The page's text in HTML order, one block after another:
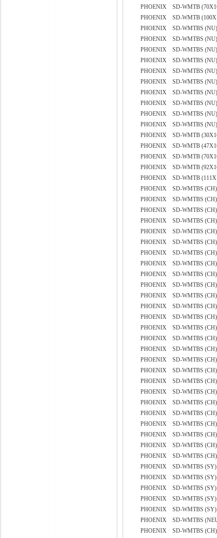
PHOENIX SD-WMTB
PHOENIX SD-WMTB
PHOENIX SD-WMTBS
PHOENIX SD-WMTBS
PHOENIX SD-WMTBS
PHOENIX SD-WMTBS
PHOENIX SD-WMTBS
PHOENIX SD-WMTBS
PHOENIX SD-WMTBS
PHOENIX SD-WMTBS
PHOENIX SD-WMTBS
PHOENIX SD-WMTBS
PHOENIX SD-WMTB
PHOENIX SD-WMTB
PHOENIX SD-WMTB
PHOENIX SD-WMTB
PHOENIX SD-WMTB
PHOENIX SD-WMTBS
PHOENIX SD-WMTBS
PHOENIX SD-WMTBS
PHOENIX SD-WMTBS
PHOENIX SD-WMTBS
PHOENIX SD-WMTBS
PHOENIX SD-WMTBS
PHOENIX SD-WMTBS
PHOENIX SD-WMTBS
PHOENIX SD-WMTBS
PHOENIX SD-WMTBS
PHOENIX SD-WMTBS
PHOENIX SD-WMTBS
PHOENIX SD-WMTBS
PHOENIX SD-WMTBS
PHOENIX SD-WMTBS
PHOENIX SD-WMTBS
PHOENIX SD-WMTBS
PHOENIX SD-WMTBS
PHOENIX SD-WMTBS
PHOENIX SD-WMTBS
PHOENIX SD-WMTBS
PHOENIX SD-WMTBS
PHOENIX SD-WMTBS
PHOENIX SD-WMTBS
PHOENIX SD-WMTBS
PHOENIX SD-WMTBS
PHOENIX SD-WMTBS
PHOENIX SD-WMTBS
PHOENIX SD-WMTBS
PHOENIX SD-WMTBS
PHOENIX SD-WMTBS
PHOENIX SD-WMTBS